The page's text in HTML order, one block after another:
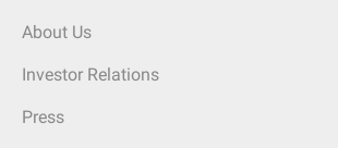
About Us
Investor Relations
Press